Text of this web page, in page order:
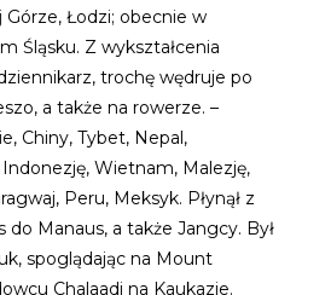
Górze, Łodzi; obecnie w
Śląsku. Z wykształcenia
trochę wędruje po
a także na rowerze. –
Chiny, Tybet, Nepal,
Indonezję, Wietnam, Malezję,
Peru, Meksyk. Płynął z
Manaus, a także Jangcy. Był
spoglądając na Mount
Chalaadi na Kaukazie.